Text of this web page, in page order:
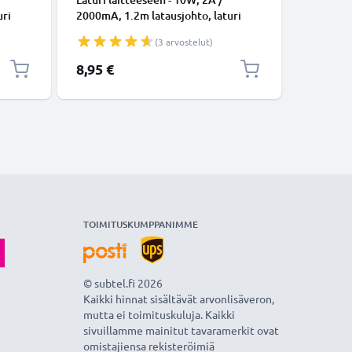
2000mA, 1.2m latausjohto, laturi
(3 arvostelut)
8,95 €
TOIMITUSKUMPPANIMME
© subtel.fi 2026
Kaikki hinnat sisältävät arvonlisäveron,
mutta ei toimituskuluja. Kaikki
sivuillamme mainitut tavaramerkit ovat
omistajiensa rekisteröimiä